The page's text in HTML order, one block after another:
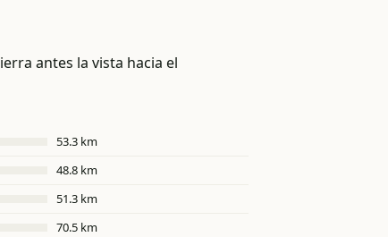
antes la vista hacia el
53.3 km
48.8 km
51.3 km
70.5 km